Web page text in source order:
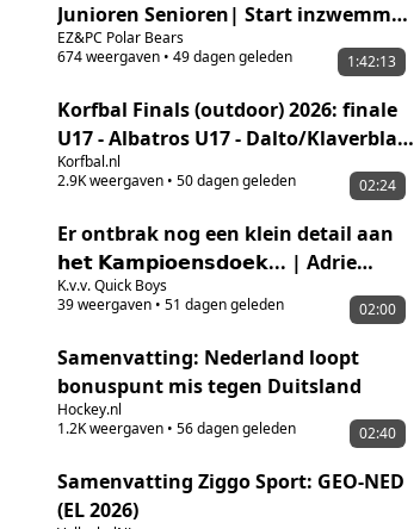
Junioren Senioren| Start inzwemmen
11.30| Start wedstrijd 12.00
EZ&PC Polar Bears
674weergaven • 49 dagen geleden 1:42:13
Korfbal Finals (outdoor) 2026: finale
U17 - Albatros U17 - Dalto/Klaverblad
verzekeringen U17
Korfbal.nl
2.9Kweergaven • 50 dagen geleden 02:24
Er ontbrak nog een klein detail aan
𝗵𝗲𝘁 𝗞𝗮𝗺𝗽𝗶𝗼𝗲𝗻𝘀𝗱𝗼𝗲𝗸... | Adrie
Poldervaart x TifosiQB 💪🏼
K.v.v. Quick Boys
39weergaven • 51 dagen geleden 02:00
Samenvatting: Nederland loopt
bonuspunt mis tegen Duitsland
Hockey.nl
1.2Kweergaven • 56 dagen geleden 02:40
Samenvatting Ziggo Sport: GEO-NED
(EL 2026)